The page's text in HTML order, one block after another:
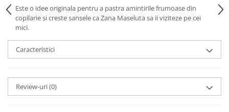
Este o idee originala pentru a pastra amintirile frumoase din
copilarie si creste sansele ca Zana Maseluta sa ii viziteze pe cei
mici.
Caracteristici
Review-uri(0)